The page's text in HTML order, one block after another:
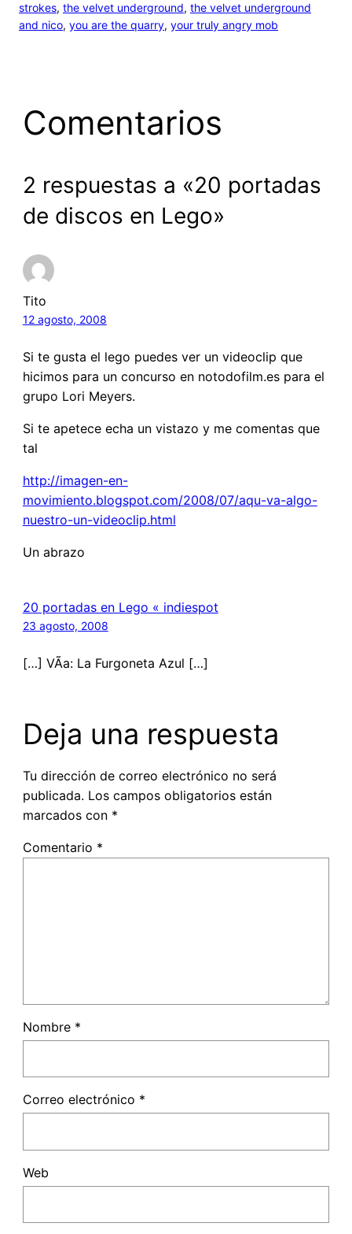
strokes, the velvet underground, the velvet underground
and nico, you are the quarry, your truly angry mob
Comentarios
2 respuestas a «20 portadas
de discos en Lego»
Tito
12 agosto, 2008
Si te gusta el lego puedes ver un videoclip que
hicimos para un concurso en notodofilm.es para el
grupo Lori Meyers.
Si te apetece echa un vistazo y me comentas que
tal
http://imagen-en-
movimiento.blogspot.com/2008/07/aqu-va-algo-
nuestro-un-videoclip.html
Un abrazo
20 portadas en Lego « indiespot
23 agosto, 2008
[…] VÃ­a: La Furgoneta Azul […]
Deja una respuesta
Tu dirección de correo electrónico no será
publicada. Los campos obligatorios están
marcados con *
Comentario *
Nombre *
Correo electrónico *
Web